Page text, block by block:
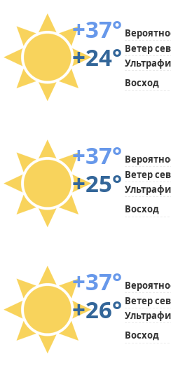
+37°
+24° Ветер
Восход
+37°
+25° Ветер
Восход
+37°
+26° Ветер
Восход